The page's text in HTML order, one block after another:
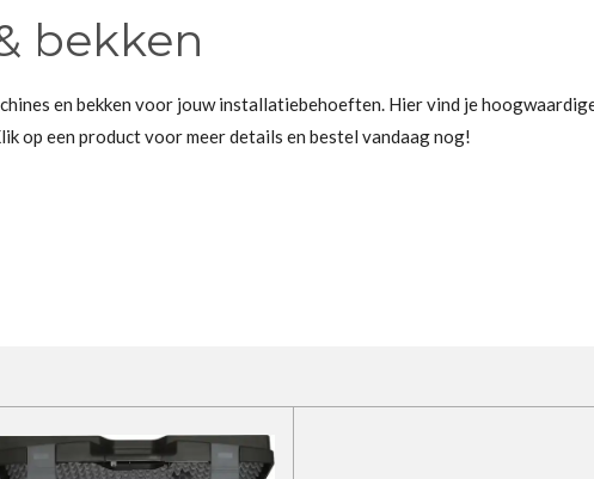
bekken
en bekken voor jouw installatiebehoeften. Hier vind je
op een product voor meer details en bestel vandaag nog!